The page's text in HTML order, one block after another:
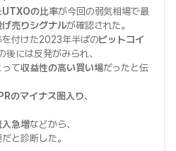
UTXOの比率が今回の弱気相場で最
げ売りシグナルが確認された。
付けた2023年半ばのビットコイ
後には反発がみられ、
って収益性の高い買い場だったと伝
のマイナス圏入り、
入急増などから、
と診断した。